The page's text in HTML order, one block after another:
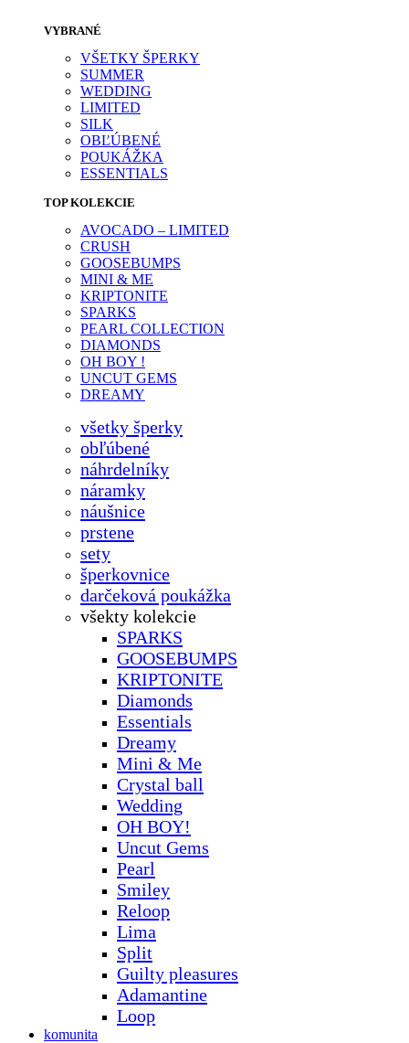
VYBRANÉ
VŠETKY ŠPERKY
SUMMER
WEDDING
LIMITED
SILK
OBĽÚBENÉ
POUKÁŽKA
ESSENTIALS
TOP KOLEKCIE
AVOCADO – LIMITED
CRUSH
GOOSEBUMPS
MINI & ME
KRIPTONITE
SPARKS
PEARL COLLECTION
DIAMONDS
OH BOY !
UNCUT GEMS
DREAMY
všetky šperky
obľúbené
náhrdelníky
náramky
náušnice
prstene
sety
šperkovnice
darčeková poukážka
všekty kolekcie
SPARKS
GOOSEBUMPS
KRIPTONITE
Diamonds
Essentials
Dreamy
Mini & Me
Crystal ball
Wedding
OH BOY!
Uncut Gems
Pearl
Smiley
Reloop
Lima
Split
Guilty pleasures
Adamantine
Loop
komunita